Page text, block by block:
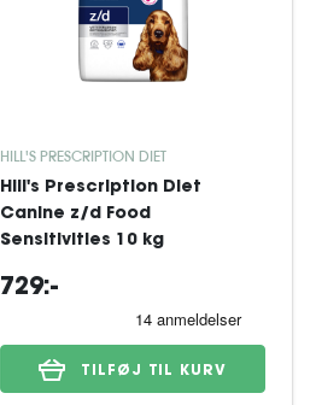
HILL'S PRESCRIPTION DIET
Hill's Prescription Diet
Canine z/d Food
Sensitivities 10 kg
729:-
TILFØJ TIL KURV